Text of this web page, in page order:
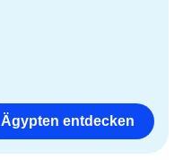
Ägypten entdecken